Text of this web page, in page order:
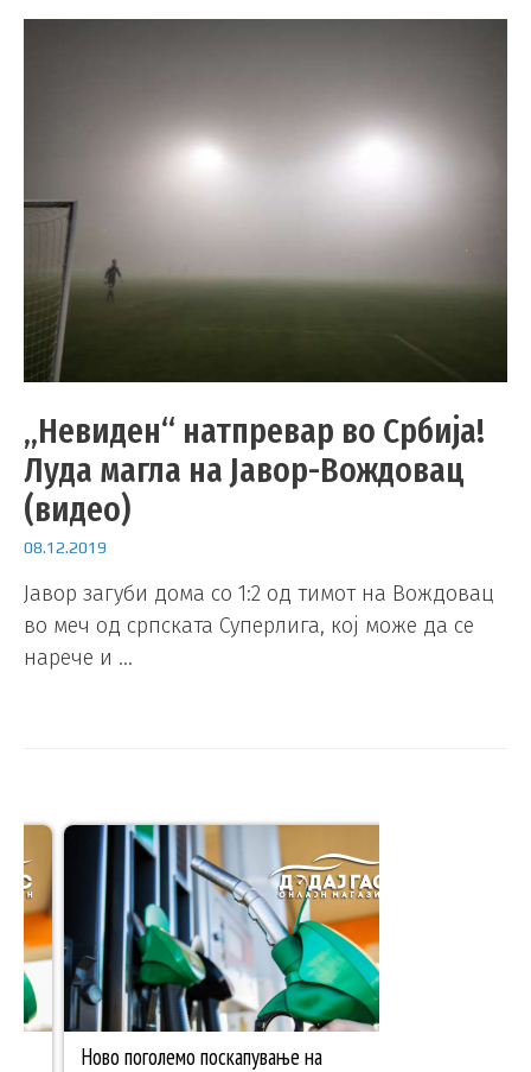
„Невиден“ натпревар во Србија!
Луда магла на Јавор-Вождовац
(видео)
08.12.2019
Јавор загуби дома со 1:2 од тимот на Вождовац
во меч од српската Суперлига, кој може да се
нарече и …